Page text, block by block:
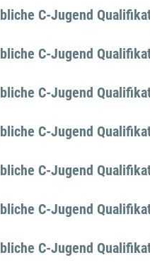
bliche C-Jugend
bliche C-Jugend
bliche C-Jugend
bliche C-Jugend
bliche C-Jugend
bliche C-Jugend
bliche C-Jugend